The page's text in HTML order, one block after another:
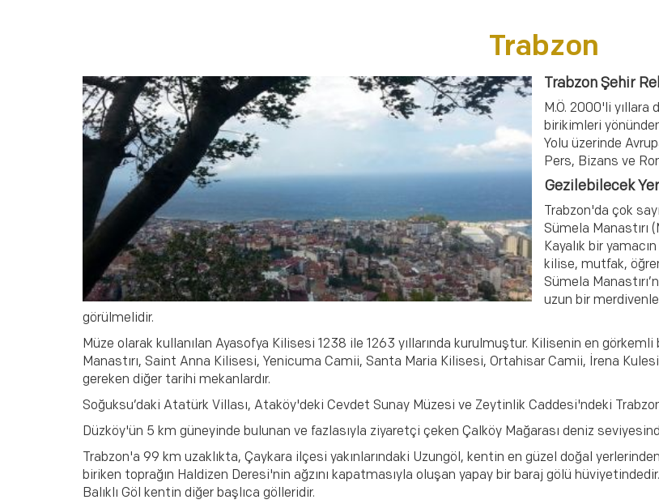
Trabzon
Trabzon Şehir
M.Ö. 2000'li
birikimleri
Yolu üzerinde
Pers, Bizans ve
Gezilebilecek
Trabzon'da çok
Sümela Manastırı
Kayalık bir
kilise, mutfak,
Sümela
uzun bir merdivenle
görülmelidir.
Müze olarak kullanılan Ayasofya Kilisesi 1238 ile 1263 yıllarında kurulmuştur. Kilisenin en
Manastırı, Saint Anna Kilisesi, Yenicuma Camii, Santa Maria Kilisesi, Ortahisar Camii, İrena
gereken diğer tarihi mekanlardır.
Soğuksu’daki Atatürk Villası, Ataköy'deki Cevdet Sunay Müzesi ve Zeytinlik Caddesi'ndeki
Düzköy'ün 5 km güneyinde bulunan ve fazlasıyla ziyaretçi çeken Çalköy Mağarası deniz
Trabzon'a 99 km uzaklıkta, Çaykara ilçesi yakınlarındaki Uzungöl, kentin en güzel doğal
biriken toprağın Haldizen Deresi'nin ağzını kapatmasıyla oluşan yapay bir baraj gölü
Balıklı Göl kentin diğer başlıca gölleridir.